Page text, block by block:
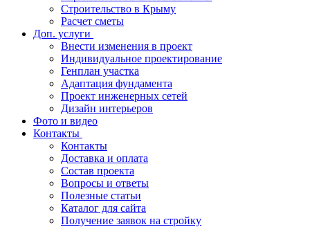
Строительство в Крыму
Расчет сметы
Доп. услуги
Внести изменения в проект
Индивидуальное проектирование
Генплан участка
Адаптация фундамента
Проект инженерных сетей
Дизайн интерьеров
Фото и видео
Контакты
Контакты
Доставка и оплата
Состав проекта
Вопросы и ответы
Полезные статьи
Каталог для сайта
Получение заявок на стройку